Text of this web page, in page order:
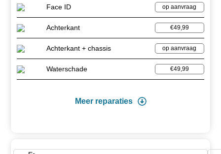
Face ID op aanvraag
Achterkant €49,99
Achterkant + chassis op aanvraag
Waterschade €49,99
Meer reparaties